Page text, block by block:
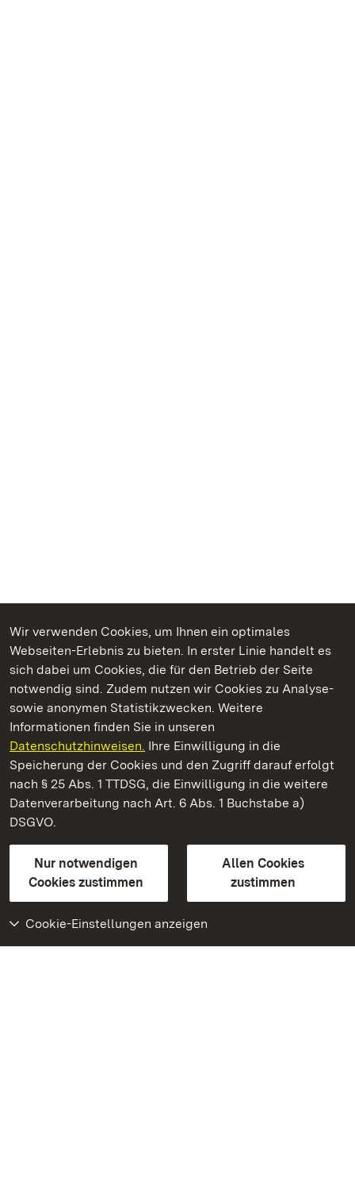
Wir verwenden Cookies, um Ihnen ein optimales
Webseiten-Erlebnis zu bieten. In erster Linie handelt es
sich dabei um Cookies, die für den Betrieb der Seite
notwendig sind. Zudem nutzen wir Cookies zu Analyse-
sowie anonymen Statistikzwecken. Weitere
Informationen finden Sie in unseren
Datenschutzhinweisen. Ihre Einwilligung in die
Speicherung der Cookies und den Zugriff darauf erfolgt
nach § 25 Abs. 1 TTDSG, die Einwilligung in die weitere
Datenverarbeitung nach Art. 6 Abs. 1 Buchstabe a)
DSGVO.
Nur notwendigen
Cookies zustimmen
Allen Cookies
zustimmen
Cookie-Einstellungen anzeigen
Kommen. Staunen. Genießen.
Schloss Solitude
Staatliche Schlösser und Gärten Baden-Württemberg
Kontakt
GebärdenspracheLeichte Sprache
Erklärung zur Barrierefreiheit
BITV-konform (geprüfte Seiten)
Weiteres